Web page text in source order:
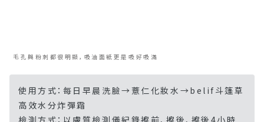
使用方式：每日早晨洗臉→薏仁化妝水→belif斗篷草
高效水分炸彈霜
檢測方式：以膚質檢測儀紀錄擦前、擦後、擦後4小時
的數值，以及吸油面紙吸油的狀況